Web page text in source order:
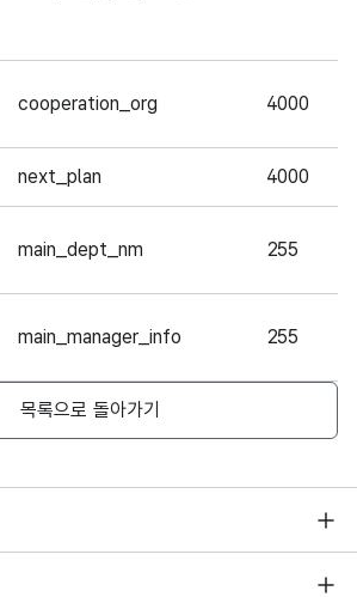
cooperation_org 4000
next_plan 4000
main_dept_nm 255
main_manager_info 255
목록으로 돌아가기
원